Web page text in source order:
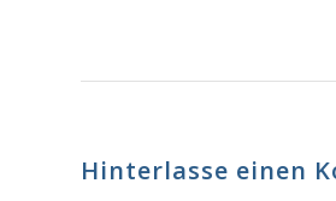
Hinterlasse einen